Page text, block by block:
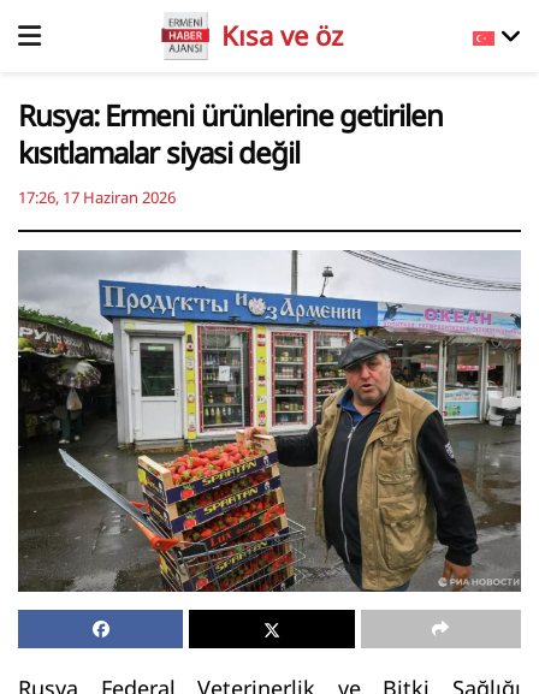
Kısa ve öz
Rusya: Ermeni ürünlerine getirilen
kısıtlamalar siyasi değil
17:26, 17 Haziran 2026
Rusya Federal Veterinerlik ve Bitki Sağlığı